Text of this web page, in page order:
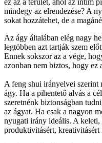
mindegy az elrendezése? A
sokat hozzátehet, de a
Az ágy általában elég nagy
legtöbben azt tartják szem
Ennek sokszor az a vége,
azonban nem biztos, hogy ez
A feng shui irányelvei szerint
ágy. Ha a pihentető alvás a
szeretnénk biztonságban
az ágyat. Ha csak a nagyon
nyugati irány ideális. A
produktivitásért, kreativitásért